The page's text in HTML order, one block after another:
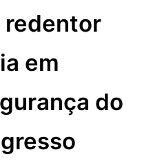
em
do